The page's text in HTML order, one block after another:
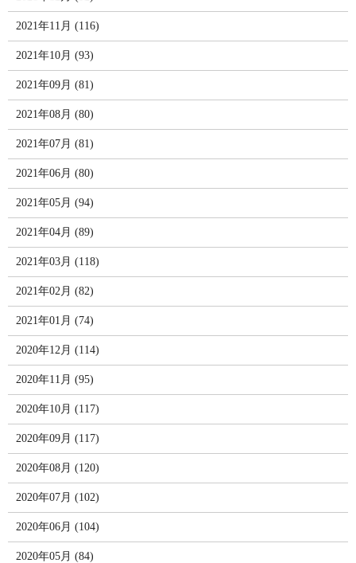
2021年11月 (116)
2021年10月 (93)
2021年09月 (81)
2021年08月 (80)
2021年07月 (81)
2021年06月 (80)
2021年05月 (94)
2021年04月 (89)
2021年03月 (118)
2021年02月 (82)
2021年01月 (74)
2020年12月 (114)
2020年11月 (95)
2020年10月 (117)
2020年09月 (117)
2020年08月 (120)
2020年07月 (102)
2020年06月 (104)
2020年05月 (84)